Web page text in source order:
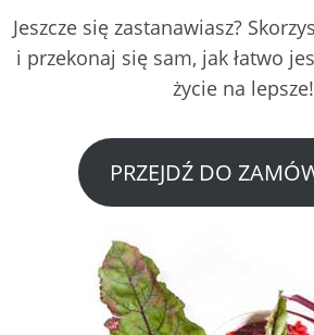
Jeszcze się zastanawiasz?
i przekonaj się sam, jak łatwo
życie na lepsze!
PRZEJDŹ DO